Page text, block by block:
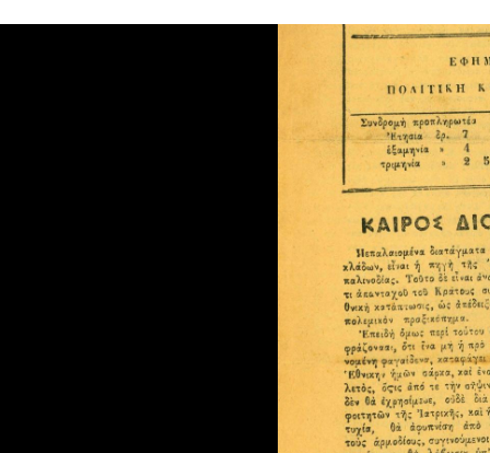
[Τεύχος] Φρουρός #71, Έτος Β', Αριθ. 71, Εν Λευκάδι τη
[Τεύχος] Φρουρός #72, Έτος Β', Αριθ. 72, Εν Λευκάδι τη
[Τεύχος] Φρουρός #83, Έτος Β', Αριθ. 83, Εν Λευκάδι τη
[Τεύχος] Φρουρός #84, Έτος Β', Αριθ. 84, Εν Λευκάδι τη
[Τεύχος] Φρουρός #85, Έτος Β', Αριθ. 85, Εν Λευκάδι τη
[Τεύχος] Φρουρός. 'Εκτακτον παράρτημα #Supl, Εν
[Τεύχος] Φωστήρ #48, Έτος Β', Αργοστόλιον τη 18
[Τεύχος] Ώρα #658, Έτος ΙΒ', Εν Αθήναις, τη 26